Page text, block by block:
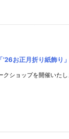
お正月折り紙飾り
クショップを開催いた